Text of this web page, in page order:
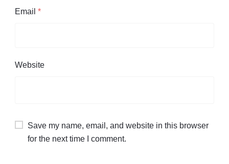
Email *
Website
Save my name, email, and website in this browser
for the next time I comment.